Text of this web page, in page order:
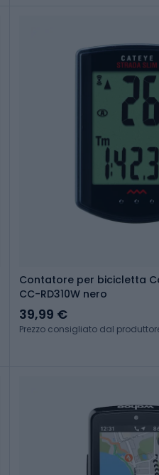
Contatore per bicicletta
CC-RD310W nero
39,99 €
Prezzo consigliato dal